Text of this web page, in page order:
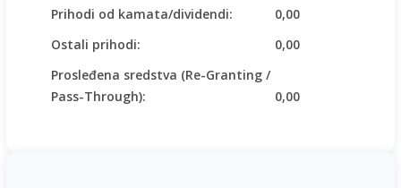
Prihodi od kamata/dividendi:
0,00
Ostali prihodi:
0,00
Prosleđena sredstva (Re-Granting /
Pass-Through):
0,00